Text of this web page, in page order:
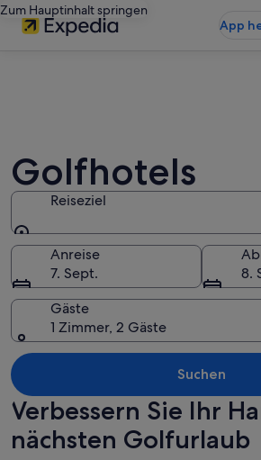
Zum Hauptinhalt springen
App
Golfhotels
Reiseziel
Reiseziel
Anreise
7. Sept.
8.
Gäste
1 Zimmer, 2 Gäste
Suchen
Verbessern Sie Ihr
nächsten Golfurlaub